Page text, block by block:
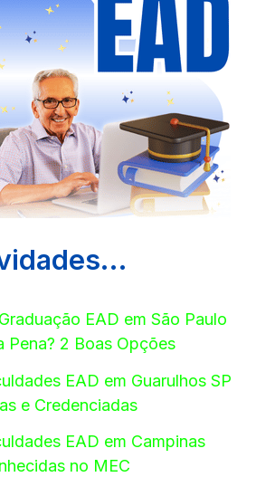
EAD em São Paulo
Pena? 2 Boas Opções
EAD em Guarulhos SP
e Credenciadas
EAD em Campinas
no MEC